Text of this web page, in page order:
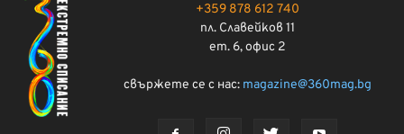
+359 878 612 740
пл. Славейков 11
ет. 6, офис 2
свържете се с нас: magazine@360mag.bg